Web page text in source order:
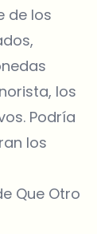
de los
los
Podría
los
Que Otro